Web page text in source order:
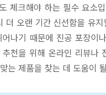
체크해야 하는 필수 요소
더 오랜 기간 신선함을 유
나기 때문에 진공 포장이
천을 위해 온라인 리뷰나
는 제품을 찾는 데 도움이